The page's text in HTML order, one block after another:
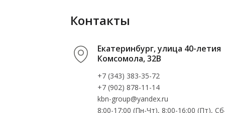
Контакты
Екатеринбург, улица 40-летия
Комсомола, 32В
+7 (343) 383-35-72
+7 (902) 878-11-14
kbn-group@yandex.ru
8:00-17:00 (Пн-Чт), 8:00-16:00 (Пт),